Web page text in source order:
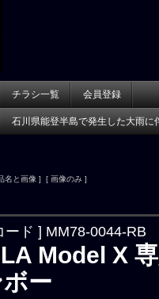
チラシ一覧 会員登録
石川県能登半島で発生した大雨に
名と画像 ] [ 画像のみ ]
ード ] MM78-0044-RB
Model X
ー